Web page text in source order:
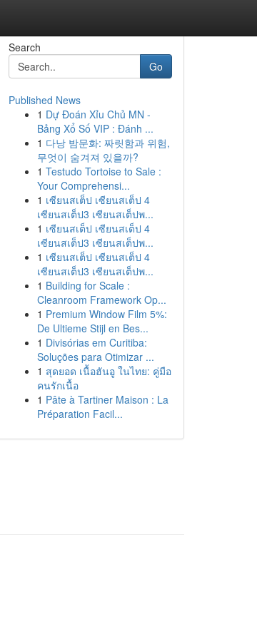
Search
Go
Published News
1 Dự Đoán Xỉu Chủ MN -
Bảng Xổ Số VIP : Đánh ...
1 다낭 밤문화: 짜릿함과 위험,
무엇이 숨겨져 있을까?
1 Testudo Tortoise to Sale :
Your Comprehensi...
1 เซียนสเต็ป เซียนสเต็ป 4
เซียนสเต็ป3 เซียนสเต็ปพ...
1 เซียนสเต็ป เซียนสเต็ป 4
เซียนสเต็ป3 เซียนสเต็ปพ...
1 เซียนสเต็ป เซียนสเต็ป 4
เซียนสเต็ป3 เซียนสเต็ปพ...
1 Building for Scale :
Cleanroom Framework Op...
1 Premium Window Film 5%:
De Ultieme Stijl en Bes...
1 Divisórias em Curitiba:
Soluções para Otimizar ...
1 สุดยอด เนื้อฮันอู ในไทย: คู่มือ
คนรักเนื้อ
1 Pâte à Tartiner Maison : La
Préparation Facil...